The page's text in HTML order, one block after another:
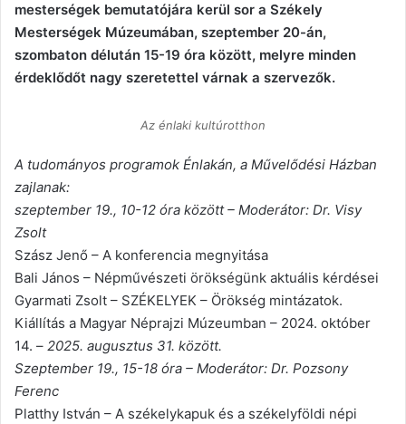
mesterségek bemutatójára kerül sor a Székely
Mesterségek Múzeumában, szeptember 20-án,
szombaton délután 15-19 óra között, melyre minden
érdeklődőt nagy szeretettel várnak a szervezők.
Az énlaki kultúrotthon
A tudományos programok Énlakán, a Művelődési Házban
zajlanak:
szeptember 19., 10-12 óra között – Moderátor: Dr. Visy
Zsolt
Szász Jenő – A konferencia megnyitása
Bali János – Népművészeti örökségünk aktuális kérdései
Gyarmati Zsolt – SZÉKELYEK – Örökség mintázatok.
Kiállítás a Magyar Néprajzi Múzeumban – 2024. október
14. – 2025. augusztus 31. között.
Szeptember 19., 15-18 óra – Moderátor: Dr. Pozsony
Ferenc
Platthy István – A székelykapuk és a székelyföldi népi